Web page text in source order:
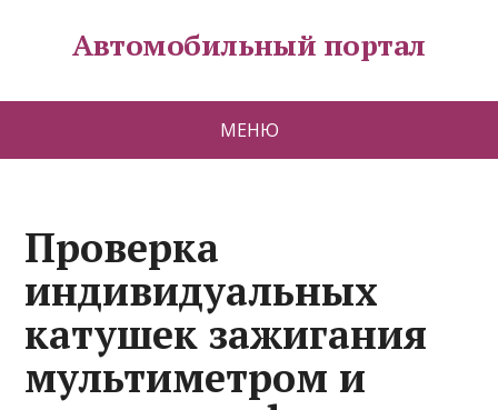
Автомобильный портал
МЕНЮ
Проверка
индивидуальных
катушек зажигания
мультиметром и